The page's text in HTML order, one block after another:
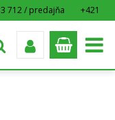
712 / predajňa
+421